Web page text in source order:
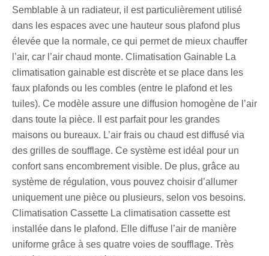
Semblable à un radiateur, il est particulièrement utilisé
dans les espaces avec une hauteur sous plafond plus
élevée que la normale, ce qui permet de mieux chauffer
l’air, car l’air chaud monte. Climatisation Gainable La
climatisation gainable est discrète et se place dans les
faux plafonds ou les combles (entre le plafond et les
tuiles). Ce modèle assure une diffusion homogène de l’air
dans toute la pièce. Il est parfait pour les grandes
maisons ou bureaux. L’air frais ou chaud est diffusé via
des grilles de soufflage. Ce système est idéal pour un
confort sans encombrement visible. De plus, grâce au
système de régulation, vous pouvez choisir d’allumer
uniquement une pièce ou plusieurs, selon vos besoins.
Climatisation Cassette La climatisation cassette est
installée dans le plafond. Elle diffuse l’air de manière
uniforme grâce à ses quatre voies de soufflage. Très